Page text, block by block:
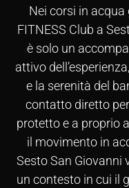
Nei corsi in acqua
FITNESS Club a
è solo un
attivo
e la serenità del
contatto diretto
protetto e a proprio
il movimento in
Sesto San Giovanni
un contesto in cui il